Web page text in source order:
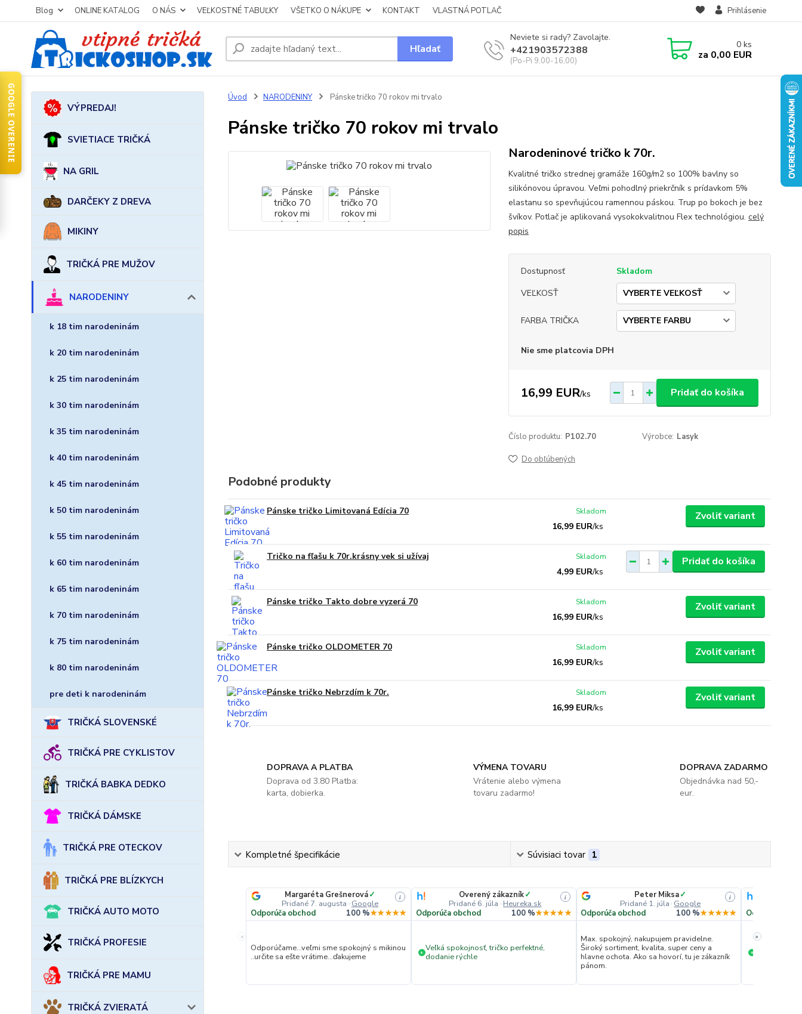
Blog ONLINE KATALOG O NÁS VEĽKOSTNÉ TABUĽKY VŠETKO O NÁKUPE KONTAKT VLASTNÁ POTLAČ Prihlásenie
Hľadať
Neviete si rady? Zavolajte.
+421903572388
(Po-Pi 9,00-16,00)
0 ks
za 0,00 EUR
VÝPREDAJ!
SVIETIACE TRIČKÁ
NA GRIL
DARČEKY Z DREVA
MIKINY
TRIČKÁ PRE MUŽOV
NARODENINY
k 18 tim narodeninám
k 20 tim narodeninám
k 25 tim narodeninám
k 30 tim narodeninám
k 35 tim narodeninám
k 40 tim narodeninám
k 45 tim narodeninám
k 50 tim narodeninám
k 55 tim narodeninám
k 60 tim narodeninám
k 65 tim narodeninám
k 70 tim narodeninám
k 75 tim narodeninám
k 80 tim narodeninám
pre deti k narodeninám
TRIČKÁ SLOVENSKÉ
TRIČKÁ PRE CYKLISTOV
TRIČKÁ BABKA DEDKO
TRIČKÁ DÁMSKE
TRIČKÁ PRE OTECKOV
TRIČKÁ PRE BLÍZKYCH
TRIČKÁ AUTO MOTO
TRIČKÁ PROFESIE
TRIČKÁ PRE MAMU
TRIČKÁ ZVIERATÁ
Úvod NARODENINY Pánske tričko 70 rokov mi trvalo
Pánske tričko 70 rokov mi trvalo
Narodeninové tričko k 70r.
Kvalitné tričko strednej gramáže 160g/m2 so 100% bavlny so
silikónovou úpravou. Veľmi pohodlný priekrčník s prídavkom 5%
elastanu so spevňujúcou ramennou páskou. Trup po bokoch je bez
švíkov. Potlač je aplikovaná vysokokvalitnou Flex technológiou. celý
popis
Dostupnosť
Skladom
VEĽKOSŤ
FARBA TRIČKA
Nie sme platcovia DPH
16,99 EUR/ks Pridať do košíka
Číslo produktu: P102.70 Výrobce: Lasyk
Do obľúbených
Podobné produkty
Pánske tričko Limitovaná Edícia 70
16,99 EUR/ks
Skladom Zvoliť variant
Tričko na fľašu k 70r.krásny vek si užívaj
4,99 EUR/ks
Skladom Pridať do košíka
Pánske tričko Takto dobre vyzerá 70
16,99 EUR/ks
Skladom Zvoliť variant
Pánske tričko OLDOMETER 70
16,99 EUR/ks
Skladom Zvoliť variant
Pánske tričko Nebrzdím k 70r.
16,99 EUR/ks
Skladom Zvoliť variant
DOPRAVA A PLATBA
Doprava od 3.80 Platba:
karta, dobierka.
VÝMENA TOVARU
Vrátenie alebo výmena
tovaru zadarmo!
DOPRAVA ZADARMO
Objednávka nad 50,-
eur.
Kompletné špecifikácie Súvisiaci tovar 1
«
Margaréta Grešnerová✓
Pridané 7. augusta · Google
i
Odporúča obchod 100 %★★★★★
Odporúčame...veľmi sme spokojný s mikinou
..určite sa ešte vrátime...ďakujeme
Overený zákazník✓
Pridané 6. júla · Heureka.sk
i
Odporúča obchod 100 %★★★★★
+ Veľká spokojnosť, tričko perfektné,
dodanie rýchle
Peter Miksa✓
Pridané 1. júla · Google
i
Odporúča obchod 100 %★★★★★
Max. spokojný, nakupujem pravidelne.
Široký sortiment, kvalita, super ceny a
hlavne ochota. Ako sa hovorí, tu je zákazník
pánom.
Odporúča
+
»
GOOGLE OVERENIE